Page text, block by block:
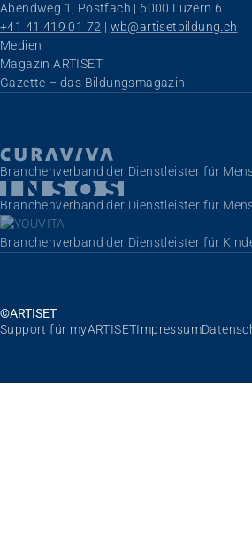
Abendweg 1, Postfach | 6000 Luzern 6
+41 41 419 01 72 | wb@artisetbildung.ch
Navigation überspringen
Medien
Magazin ARTISET
Gazette – das Bildungsmagazin
Branchenverband der Dienstleister für
Branchenverband der Dienstleister für
Branchenverband der Dienstleister für
©ARTISET
Navigation überspringen
Support für myARTISETImpressum